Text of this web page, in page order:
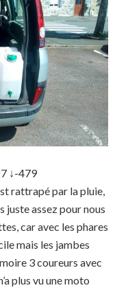
↓-479
rattrapé par la pluie,
juste assez pour nous
car avec les phares
mais les jambes
3 coureurs avec
plus vu une moto